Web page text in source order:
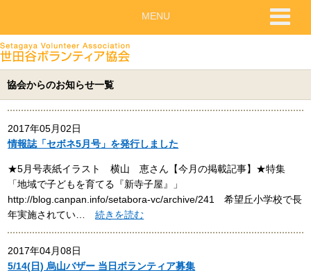
協会からのお知らせ一覧
2017年05月02日
情報誌「セボネ5月号」を発行しました
★5月号表紙イラスト 横山 恵さん【今月の掲載記事】★特集
「地域で子どもを育てる『新寺子屋』」
http://blog.canpan.info/setabora-vc/archive/241 希望丘小学校で長
年実施されてい…続きを読む
2017年04月08日
5/14(日) 烏山バザー 当日ボランティア募集
MENU